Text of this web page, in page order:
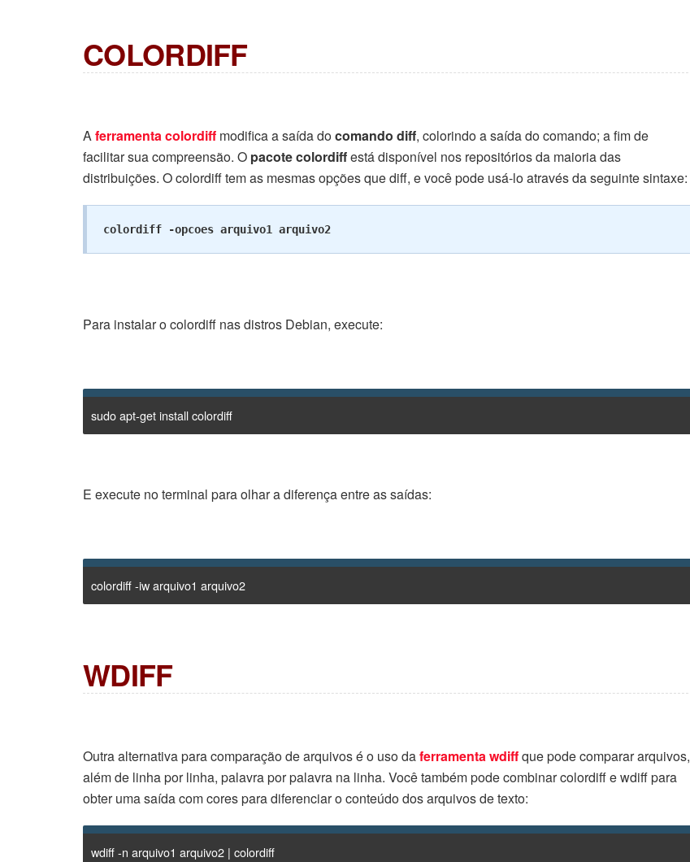
COLORDIFF
A ferramenta colordiff modifica a saída docomando diff, colorindo a saída do comando; a fim de
facilitar sua compreensão. O pacote colordiffestá disponível nos repositórios da maioria das
distribuições. O colordiff tem as mesmas opções que diff, e você pode usá-lo através da seguinte sintaxe:
colordiff -opcoes arquivo1 arquivo2
Para instalar o colordiff nas distros Debian, execute:
sudo apt-get install colordiff
E execute no terminal para olhar a diferença entre as saídas:
colordiff -iw arquivo1 arquivo2
WDIFF
Outra alternativa para comparação de arquivos é o uso daferramenta wdiffque pode comparar arquivos,
além de linha por linha, palavra por palavra na linha. Você também pode combinar colordiff e wdiff para
obter uma saída com cores para diferenciar o conteúdo dos arquivos de texto:
wdiff -n arquivo1 arquivo2 | colordiff